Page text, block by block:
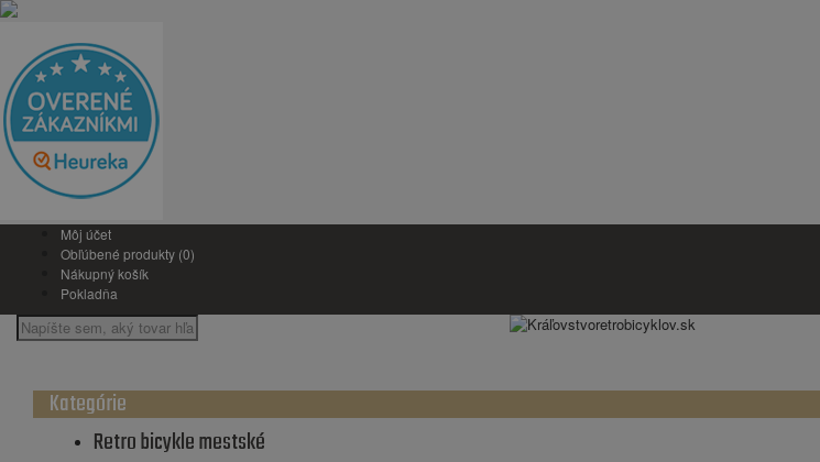
Môj účet
Obľúbené produkty (0)
Nákupný košík
Pokladňa
Kategórie
Retro bicykle mestské